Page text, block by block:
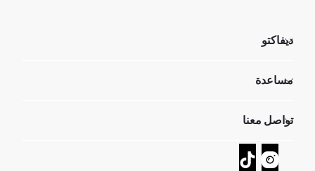
ديفاكتو
تعرف علينا
GIFT CLUB
مساعدة
عمليات الارجاع و الاستبدال السهلة
تتبع الشحنة
كيف يمكنك التسوق في ديفاكتو ؟
تواصل معنا
نموذج الاتصال
خدمة العملاء